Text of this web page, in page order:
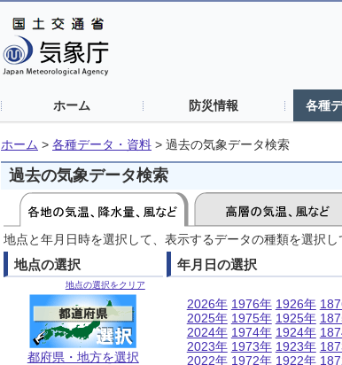
ホーム 防災情報 各種
ホーム > 各種データ・資料 > 過去の気象データ検索
過去の気象データ検索
地点と年月日時を選択して、表示するデータの種類を選択し
地点の選択
地点の選択をクリア
都府県・地方を選択
年月日の選択
2026年
2025年
2024年
2023年
2022年
1976年
1975年
1974年
1973年
1972年
1926年
1925年
1924年
1923年
1922年